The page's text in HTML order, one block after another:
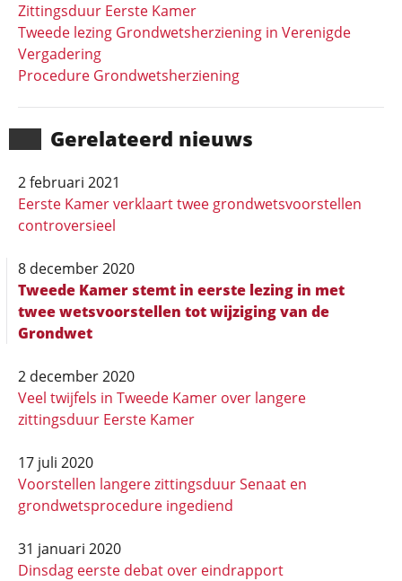
Gerela­teerd nieuws
2 februari 2021
Eerste Kamer verklaart twee grondwetsvoorstellen
controversieel
8 december 2020
Tweede Kamer stemt in eerste lezing in met
twee wetsvoorstellen tot wijziging van de
Grondwet
2 december 2020
Veel twijfels in Tweede Kamer over langere
zittingsduur Eerste Kamer
17 juli 2020
Voorstellen langere zittingsduur Senaat en
grondwetsprocedure ingediend
31 januari 2020
Dinsdag eerste debat over eindrapport
Zittingsduur Eerste Kamer
Tweede lezing Grondwetsherziening in Verenigde
Vergadering
Procedure Grondwetsherziening